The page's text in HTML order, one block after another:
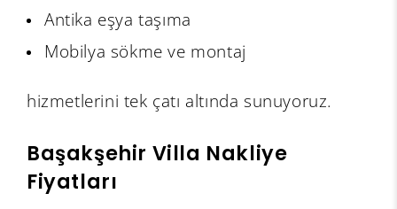
Antika eşya taşıma
Mobilya sökme ve montaj
hizmetlerini tek çatı altında sunuyoruz.
Başakşehir Villa Nakliye
Fiyatları